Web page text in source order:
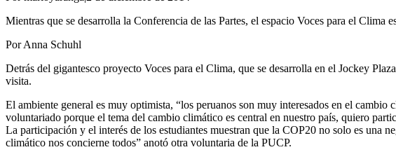
Mientras que se desarrolla la Conferencia de las Partes, el espacio Voces para el Clima
Por Anna Schuhl
Detrás del gigantesco proyecto Voces para el Clima, que se desarrolla en el Jockey
visita.
El ambiente general es muy optimista, “los peruanos son muy interesados en el
voluntariado porque el tema del cambio climático es central en nuestro país, quiero
La participación y el interés de los estudiantes muestran que la COP20 no solo es una
climático nos concierne todos” anotó otra voluntaria de la PUCP.